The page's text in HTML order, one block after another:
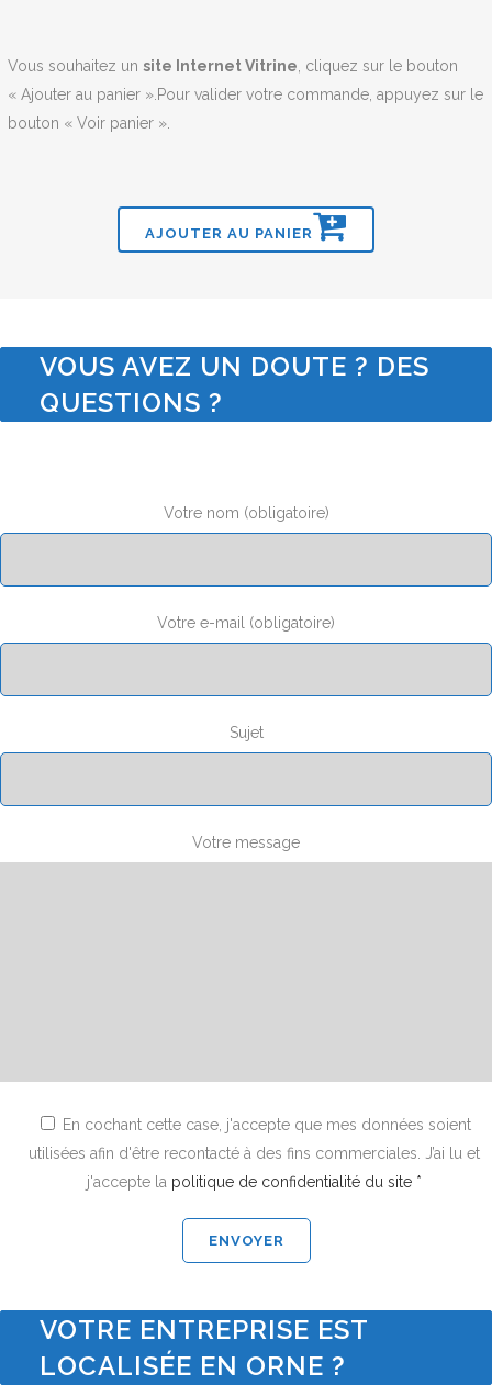
Vous souhaitez un site Internet Vitrine, cliquez sur le bouton
« Ajouter au panier ».Pour valider votre commande, appuyez sur le
bouton « Voir panier ».
AJOUTER AU PANIER
VOUS AVEZ UN DOUTE ? DES
QUESTIONS ?
Votre nom (obligatoire)
Votre e-mail (obligatoire)
Sujet
Votre message
En cochant cette case, j'accepte que mes données soient
utilisées afin d'être recontacté à des fins commerciales. J’ai lu et
j'accepte la politique de confidentialité du site *
VOTRE ENTREPRISE EST
LOCALISÉE EN ORNE ?